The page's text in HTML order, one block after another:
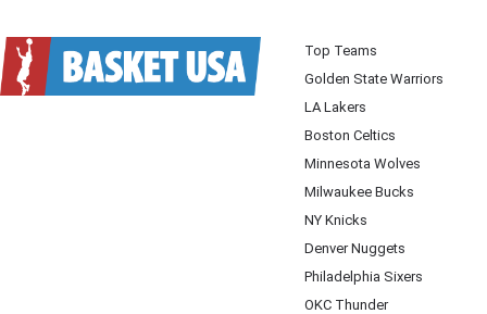
Top Teams
Golden State Warriors
LA Lakers
Boston Celtics
Minnesota Wolves
Milwaukee Bucks
NY Knicks
Denver Nuggets
Philadelphia Sixers
OKC Thunder